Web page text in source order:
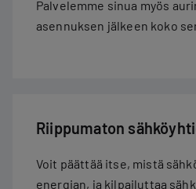
Palvelemme sinua myös
asennuksen jälkeen koko
Riippumaton
Voit päättää itse, mistä
energian, ja kilpailuttaa